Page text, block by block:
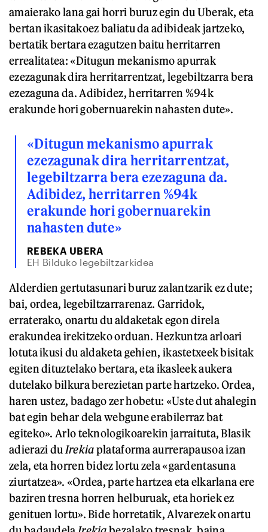
amaierako lana gai horri buruz egin du Uberak, eta
bertan ikasitakoez baliatu da adibideak jartzeko,
bertatik bertara ezagutzen baitu herritarren
errealitatea: «Ditugun mekanismo apurrak
ezezagunak dira herritarrentzat, legebiltzarra bera
ezezaguna da. Adibidez, herritarren %94k
erakunde hori gobernuarekin nahasten dute».
«Ditugun mekanismo apurrak
ezezagunak dira herritarrentzat,
legebiltzarra bera ezezaguna da.
Adibidez, herritarren %94k
erakunde hori gobernuarekin
nahasten dute»
REBEKA UBERA
EH Bilduko legebiltzarkidea
Alderdien gertutasunari buruz zalantzarik ez dute;
bai, ordea, legebiltzarrarenaz. Garridok,
erraterako, onartu du aldaketak egon direla
erakundea irekitzeko orduan. Hezkuntza arloari
lotuta ikusi du aldaketa gehien, ikastetxeek bisitak
egiten dituztelako bertara, eta ikasleek aukera
dutelako bilkura berezietan parte hartzeko. Ordea,
haren ustez, badago zer hobetu: «Uste dut ahalegin
bat egin behar dela webgune erabilerraz bat
egiteko». Arlo teknologikoarekin jarraituta, Blasik
adierazi du Irekiaplataforma aurrerapausoa izan
zela, eta horren bidez lortu zela «gardentasuna
ziurtatzea». «Ordea, parte hartzea eta elkarlana ere
baziren tresna horren helburuak, eta horiek ez
genituen lortu». Bide horretatik, Alvarezek onartu